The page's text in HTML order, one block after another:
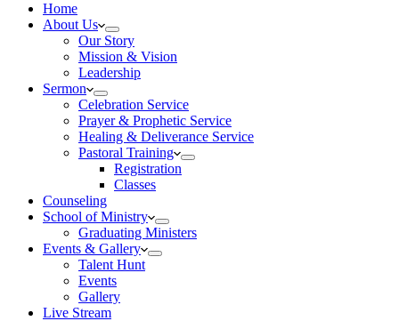
Home
About Us
Our Story
Mission & Vision
Leadership
Sermon
Celebration Service
Prayer & Prophetic Service
Healing & Deliverance Service
Pastoral Training
Registration
Classes
Counseling
School of Ministry
Graduating Ministers
Events & Gallery
Talent Hunt
Events
Gallery
Live Stream